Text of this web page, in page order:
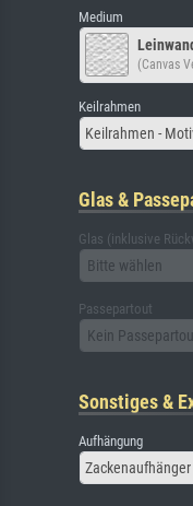
Medium
(Canvas
Keilrahmen
Keilrahmen -
Glas &
Glas (inklusive
Bitte wählen
Passepartout
Kein
Sonstiges &
Aufhängung